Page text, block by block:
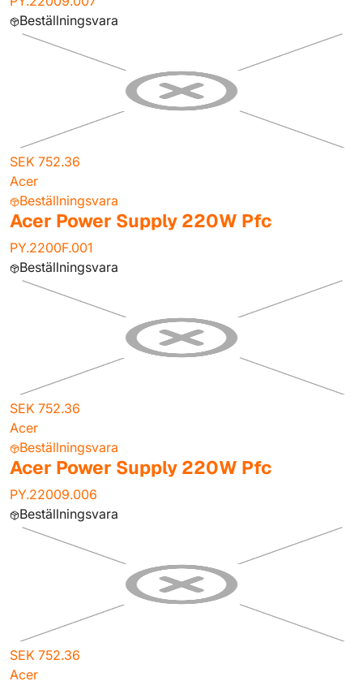
Beställningsvara
SEK 752.36
Acer
Beställningsvara
Acer Power Supply 220W Pfc
PY.2200F.001
Beställningsvara
SEK 752.36
Acer
Beställningsvara
Acer Power Supply 220W Pfc
PY.22009.006
Beställningsvara
SEK 752.36
Acer